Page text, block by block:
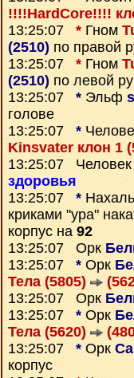
!!!!HardCore!!!!
13:25:07 * Гном
(2510) по правой
13:25:07 * Гном
(2510) по левой
13:25:07 * Эльф
голове
13:25:07 *
Kinsvater клон 1
13:25:07 Человек
здоровья
13:25:07 *
криками "ура"
корпус на 92
13:25:07 Орк
13:25:07 * Орк
Тела (5805)
13:25:07 Орк
13:25:07 * Орк
Тела (5620)
13:25:07 * Орк
корпус